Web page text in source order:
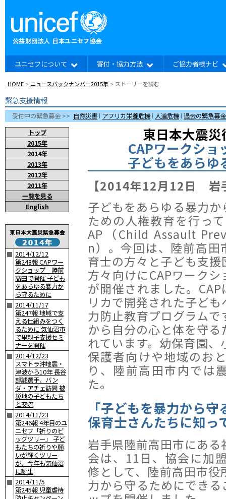
ユニセフについて 寄付・協力方法 ご協力者様ナビ
HOME > ニュースバックナンバー2015年 > ストーリーを読む
緊急支援情報
受付中の緊急募金 >> 自然災害l アフリカ栄養危機l 人道危機l過去の緊急募
トップ
2015年
2014年
2013年
2012年
2011年
一覧を見る
English
■ 2014/12/12
第248報 CAPワー
クショップ 陸前
高田で開催 子ども
をあらゆる暴力か
ら守るために
■ 2014/11/17
第247報 地域で支
える仕組みをつく
るために 気仙沼市
で里親子支援セミ
ナーを開催
■ 2014/12/23
スマトラ沖地震・
津波から10年 長谷
部誠選手、バン
ダ・アチェ訪問 被
災地の子どもたち
と交流
■ 2014/11/23
第246報 4年目のユ
ニセフ「祈りのビ
ッグツリー」 子ど
もたちの祈りや願
いが輝くツリー
が、今年も気仙沼
に誕生
■ 2014/11/5
第245報 児童虐待
東日本大震
CAPワークシ
子どもをあらゆ
【2014年12月12日 岩
子どもをあらゆる暴力か
ための人権教育を行っ
AP（Child Assault
n）。今回は、陸前高田
育士の方々と子ども支援
方々向けにCAPワークシ
が開催されました。CAP
リカで開発された子ども
力防止教育プログラム
から自分の心と体を守
れています。幼保育園
保護者向けや地域のお
り、陸前高田市内では
た。
「子どもを暴力から
保育士さんたちに知っ
岩手県陸前高田市にあ
会は、11日、協会に加
修として、陸前高田市
力から守るためにでき